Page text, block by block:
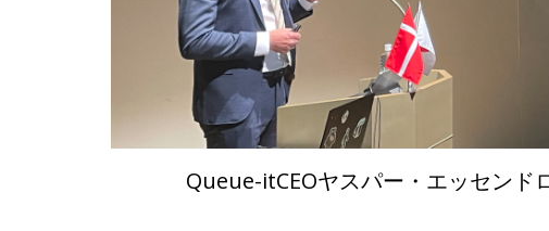
Queue-itCEOヤスパー・エッセンド